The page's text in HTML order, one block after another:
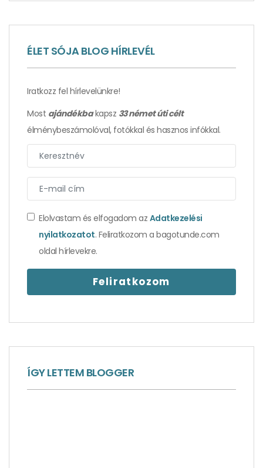
Élmények, amelyektől Isztambul a nélkülözhetetlen
hagyma lett – 2. rész
Csíp, de nélküle ízetlen lenne – isztambuli
ÉLET SÓJA BLOG HÍRLEVÉL
Iratkozz fel hírlevelünkre!
Most ajándékbakapsz 33 német úti célt
élménybeszámolóval, fotókkal és hasznos infókkal.
Elolvastam és elfogadom az Adatkezelési
nyilatkozatot. Feliratkozom a bagotunde.com
oldal hírlevekre.
ÍGY LETTEM BLOGGER